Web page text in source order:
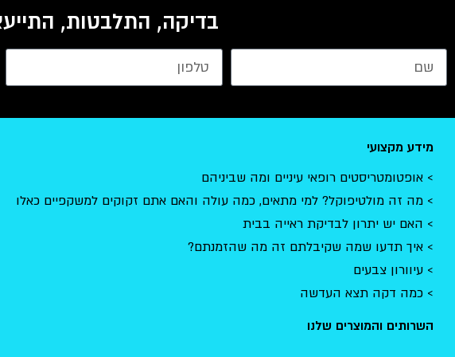
בדיקה, התלבטות,
מידע מקצועי
אופטומטריסטים רופאי עיניים ומה שביניהם
מה זה מולטיפוקל? למי מתאים, כמה עולה והאם אתם זקוקים למשקפיים כאלו
האם יש יתרון לבדיקת ראייה בבית
איך תדעו שמה שקיבלתם זה מה שהזמנתם?
עיוורון צבעים
כמה דקה תצא העדשה
השרותים והמוצרים שלנו